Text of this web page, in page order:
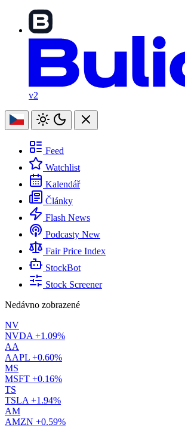
v2
Feed
Watchlist
Kalendář
Články
Flash News
Podcasty New
Fair Price Index
StockBot
Stock Screener
Nedávno zobrazené
NV
NVDA +1.09%
AA
AAPL +0.60%
MS
MSFT +0.16%
TS
TSLA +1.94%
AM
AMZN +0.59%